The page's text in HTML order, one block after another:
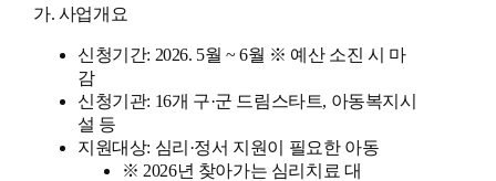
가. 사업개요
신청기간: 2026. 5월 ~ 6월 ※ 예산 소진 시 마
감
신청기관: 16개 구·군 드림스타트, 아동복지시
설 등
지원대상: 심리·정서 지원이 필요한 아동
※ 2026년 찾아가는 심리치료 대